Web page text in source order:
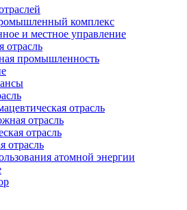
комплекс
и местное управление
отрасль
промышленность
отрасль
отрасль
отрасль
отрасль
атомной энергии